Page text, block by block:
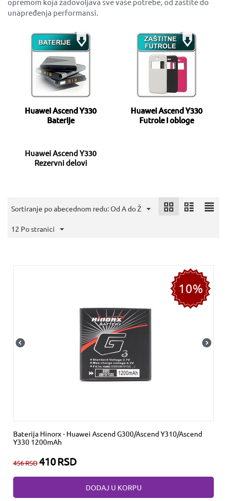
unapređenja performansi.
Huawei Ascend Y330
Baterije
Huawei Ascend Y330
Futrole i obloge
Huawei Ascend Y330
Rezervni delovi
Sortiranje po abecednom redu: Od A do Ž
12 Po stranici
10%
Baterija Hinorx - Huawei Ascend G300/Ascend Y310/Ascend
Y330 1200mAh
456RSD410RSD
DODAJ U KORPU